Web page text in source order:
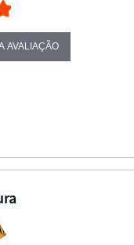
AVALIAÇÃO